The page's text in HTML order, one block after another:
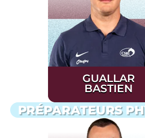
GUALLAR
BASTIEN
PRÉPARATEURS